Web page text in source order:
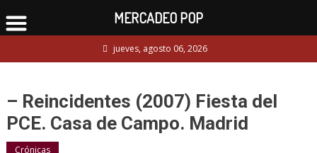
to
jueves, agosto 06, 2026
– Reincidentes (2007) Fiesta del
PCE. Casa de Campo. Madrid
Crónicas
MERCADEO POP